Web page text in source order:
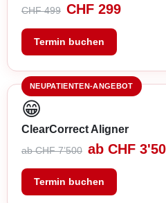
CHF 499 CHF 299
Termin buchen
NEUPATIENTEN-ANGEBOT
😁
ClearCorrect Aligner
ab CHF 7’500 ab CHF
Termin buchen